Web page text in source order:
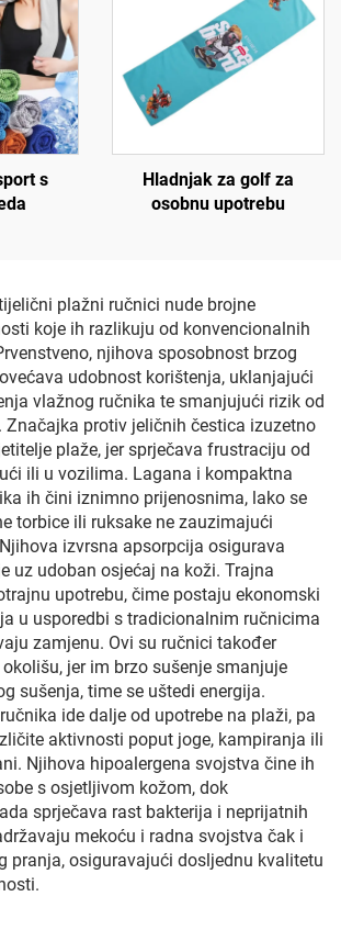
s
Hladnjak za golf za
osobnu upotrebu
plažni ručnici nude brojne
koje ih razlikuju od konvencionalnih
njihova sposobnost brzog
udobnost korištenja, uklanjajući
vlažnog ručnika te smanjujući rizik od
Značajka protiv jeličnih čestica izuzetno
plaže, jer sprječava frustraciju od
ili u vozilima. Lagana i kompaktna
ih čini iznimno prijenosnima, lako se
torbice ili ruksake ne zauzimajući
izvrsna apsorpcija osigurava
uz udoban osjećaj na koži. Trajna
upotrebu, čime postaju ekonomski
u usporedbi s tradicionalnim ručnicima
zamjenu. Ovi su ručnici također
jer im brzo sušenje smanjuje
sušenja, time se uštedi energija.
ide dalje od upotrebe na plaži, pa
aktivnosti poput joge, kampiranja ili
Njihova hipoalergena svojstva čine ih
s osjetljivom kožom, dok
sprječava rast bakterija i neprijatnih
mekoću i radna svojstva čak i
pranja, osiguravajući dosljednu kvalitetu